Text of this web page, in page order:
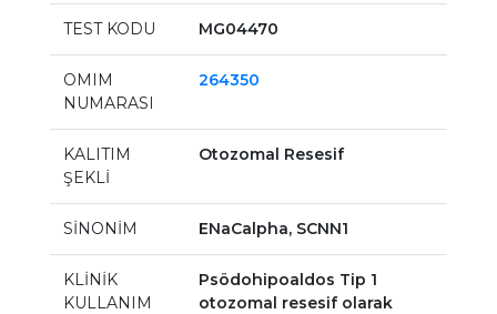
TEST KODU MG04470
OMIM
NUMARASI
264350
KALITIM
ŞEKLİ
Otozomal Resesif
SİNONİM ENaCalpha, SCNN1
KLİNİK
KULLANIM
Psödohipoaldos Tip 1
otozomal resesif olarak